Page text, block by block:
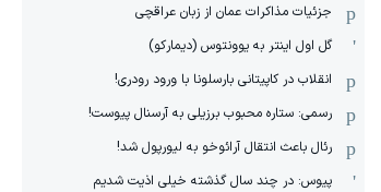
جزئیات مذاکرات عمان از زبان عراقچی
گل اول اینتر به یوونتوس (دیمارکو)
انقلاب در کاپیتانی بارسلونا با ورود رودری!
رسمی: ستاره محبوب برزیلی به آرسنال پیوست!
رئال باعث انتقال آرائوخو به لیورپول شد!
پیوس: در چند سال گذشته خیلی اذیت شدیم